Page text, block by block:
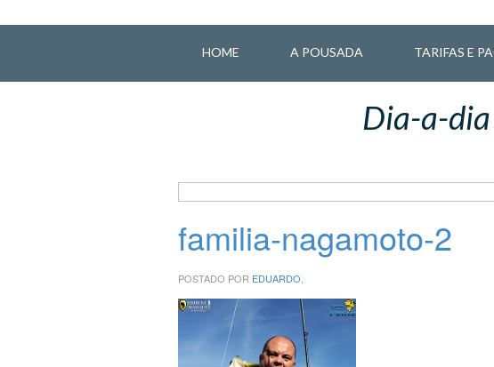
HOME A POUSADA TARIFAS E
Dia-a-dia
familia-nagamoto-2
POSTADO POR EDUARDO,